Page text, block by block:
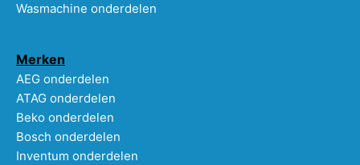
Wasmachine onderdelen
Merken
AEG onderdelen
ATAG onderdelen
Beko onderdelen
Bosch onderdelen
Inventum onderdelen